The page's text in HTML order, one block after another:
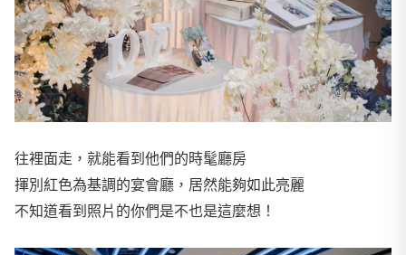
往裡面走，就能看到他們的時髦廳房
揮別紅色為基調的宴會廳，居然能夠如此亮麗
不知道看到照片的你們是不也是這麼想！